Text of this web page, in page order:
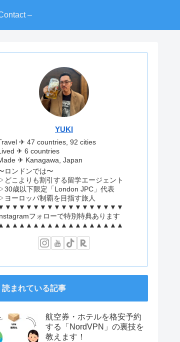
–
YUKI
✈︎ 47 countries, 92 cities
✈︎ 6 countries
✈︎ Kanagawa, Japan
ロンドンでは〜
どこよりも割引する留学エージェント
歳以下限定「London JPC」代表
ヨーロッパ制覇を目指す旅人
フォローで特別特典あります
読まれている記事
航空券・ホテルを格安予約
する「NordVPN」の裏技を
教えます！